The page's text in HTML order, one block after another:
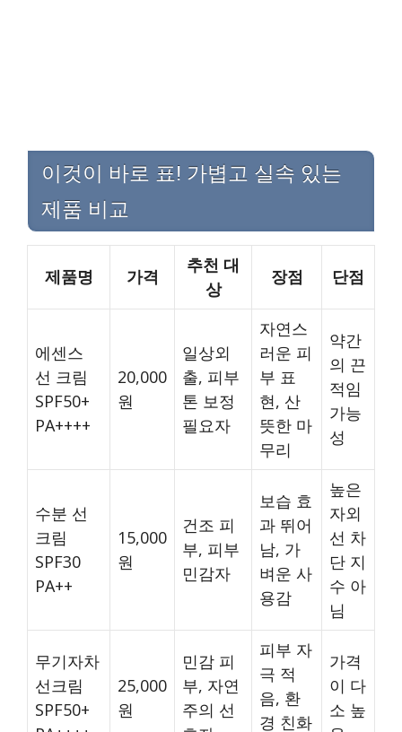
이것이 바로 표! 가볍고 실속 있는
제품 비교
제품명 가격
추천 대
상
장점 단점
에센스
선 크림
SPF50+
PA++++
20,000
원
일상외
출, 피부
톤 보정
필요자
자연스
러운 피
부 표
현, 산
뜻한 마
무리
약간
의 끈
적임
가능
성
수분 선
크림
SPF30
PA++
15,000
원
건조 피
부, 피부
민감자
보습 효
과 뛰어
남, 가
벼운 사
용감
높은
자외
선 차
단 지
수 아
님
무기자차
선크림
SPF50+
25,000
원
민감 피
부, 자연
주의 선
피부 자
극 적
음, 환
경 친화
가격
이 다
소 높